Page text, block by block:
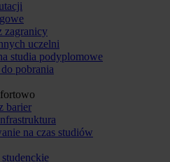
zagranicy
uczelni
studia podyplomowe
pobrania
barier
na czas studiów